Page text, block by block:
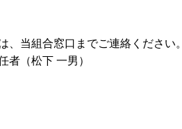
当組合窓口までご連絡ください。
（松下 一男）